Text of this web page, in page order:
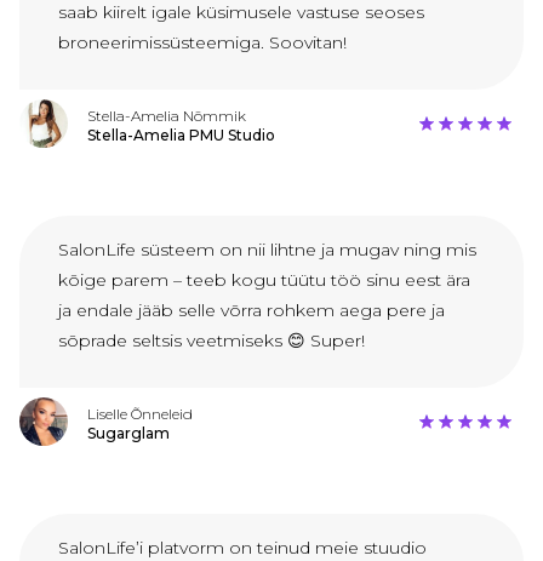
saab kiirelt igale küsimusele vastuse seoses
broneerimissüsteemiga. Soovitan!
Stella-Amelia Nõmmik
Stella-Amelia PMU Studio
SalonLife süsteem on nii lihtne ja mugav ning mis
kõige parem – teeb kogu tüütu töö sinu eest ära
ja endale jääb selle võrra rohkem aega pere ja
sõprade seltsis veetmiseks 😊 Super!
Liselle Õnneleid
Sugarglam
SalonLife’i platvorm on teinud meie stuudio